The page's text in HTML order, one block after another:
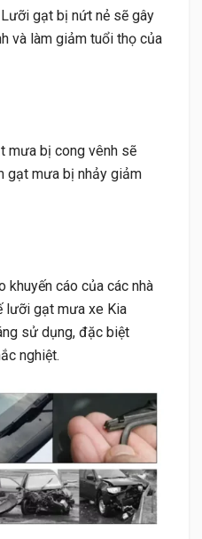
gạt bị nứt nẻ sẽ gây
và làm giảm tuổi thọ của
mưa bị cong vênh sẽ
gạt mưa bị nhảy giảm
khuyến cáo của các nhà
lưỡi gạt mưa xe Kia
sử dụng, đặc biệt
nghiệt.